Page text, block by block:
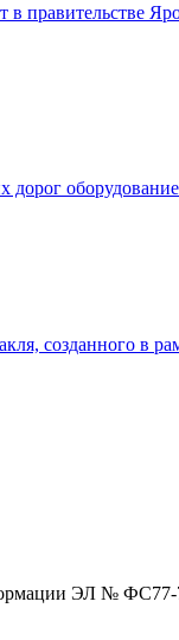
в правительстве
созданного в
ЭЛ №